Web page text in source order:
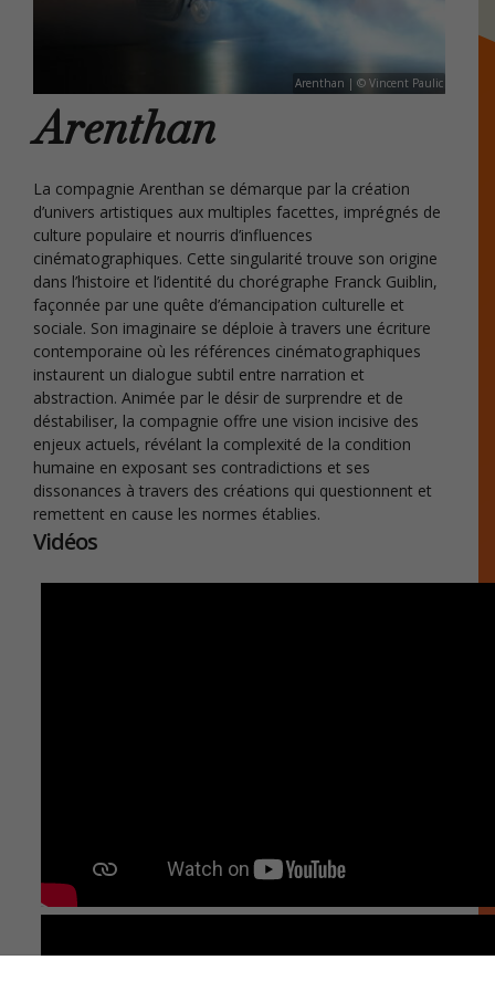
Arenthan | © Vincent Paulic
Arenthan
La compagnie Arenthan se démarque par la création
d’univers artistiques aux multiples facettes, imprégnés de
culture populaire et nourris d’influences
cinématographiques. Cette singularité trouve son origine
dans l’histoire et l’identité du chorégraphe Franck Guiblin,
façonnée par une quête d’émancipation culturelle et
sociale. Son imaginaire se déploie à travers une écriture
contemporaine où les références cinématographiques
instaurent un dialogue subtil entre narration et
abstraction. Animée par le désir de surprendre et de
déstabiliser, la compagnie offre une vision incisive des
enjeux actuels, révélant la complexité de la condition
humaine en exposant ses contradictions et ses
dissonances à travers des créations qui questionnent et
remettent en cause les normes établies.
Vidéos